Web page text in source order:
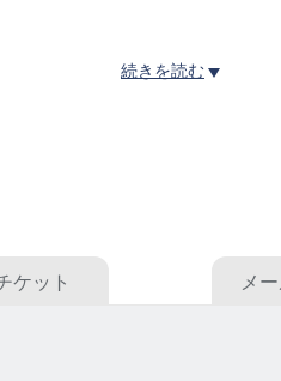
息】という意味で、これ
と眼筋ゆらし）
続きを読む
ケット メ